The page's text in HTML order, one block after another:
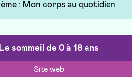
Le sommeil de 0 à 18 ans
Site web